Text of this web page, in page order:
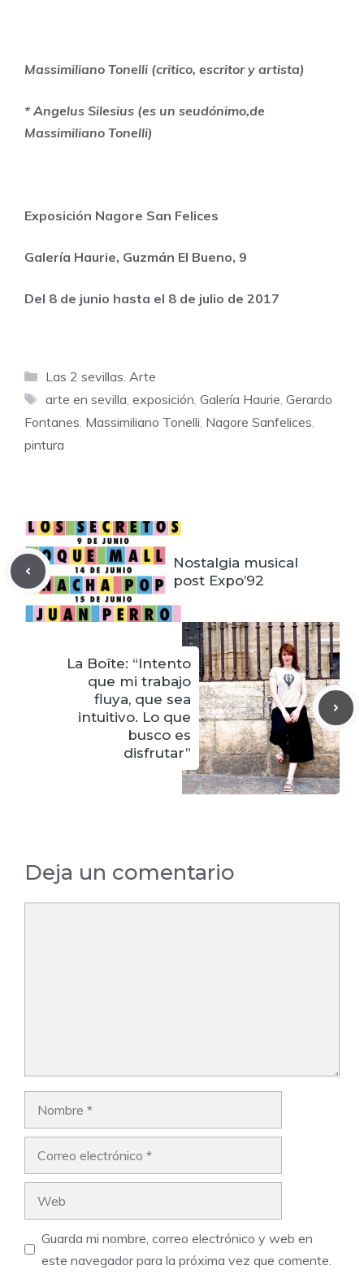
Massimiliano Tonelli (critico, escritor y artista)
* Angelus Silesius (es un seudónimo,de
Massimiliano Tonelli)
Exposición Nagore San Felices
Galería Haurie, Guzmán El Bueno, 9
Del 8 de junio hasta el 8 de julio de 2017
Categorías
Las 2 sevillas. Arte
Etiquetas
arte en sevilla exposición Galería Haurie Gerardo
Fontanes Massimiliano Tonelli Nagore Sanfelices
pintura
Nostalgia musical
post Expo’92
La Boîte: “Intento
que mi trabajo
fluya, que sea
intuitivo. Lo que
busco es
disfrutar”
Deja un comentario
Guarda mi nombre, correo electrónico y web en
este navegador para la próxima vez que comente.